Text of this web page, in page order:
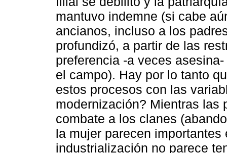
mantuvo indemne (si cabe
ancianos, incluso a los
profundizó, a partir de las
preferencia -a veces
el campo). Hay por lo tanto
estos procesos con las
modernización? Mientras las
combate a los clanes
la mujer parecen
industrialización no parece